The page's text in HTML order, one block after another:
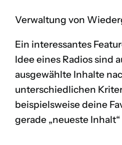
Verwaltung von
Ein interessantes
Idee eines Radios sind
ausgewählte Inhalte
unterschiedlichen
beispielsweise deine
gerade „neueste